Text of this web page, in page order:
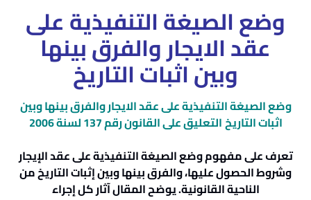
وضع الصيغة التنفيذية على
عقد الايجار والفرق بينها
وبين اثبات التاريخ
وضع الصيغة التنفيذية على عقد الايجار والفرق بينها وبين
اثبات التاريخالتعليق على القانون رقم 137 لسنة 2006
تعرف على مفهوم وضع الصيغة التنفيذية على عقد الإيجار
وشروط الحصول عليها، والفرق بينها وبين إثبات التاريخ من
الناحية القانونية. يوضح المقال آثار كل إجراء